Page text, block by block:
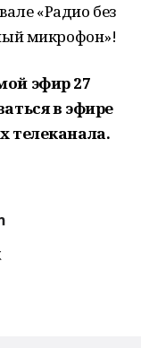
«Радио без
микрофон»!
эфир 27
в эфире
телеканала.